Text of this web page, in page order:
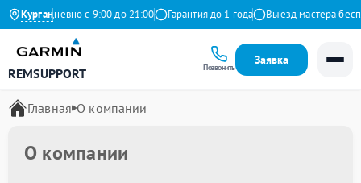
Курган
Ежедневно с 9:00 до 21:00 Гарантия до 1 года Выезд мастера
REMSUPPORT Позвонить
Заявка
Главная О компании
О компании